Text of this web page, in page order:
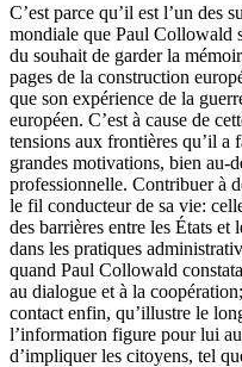
C’est parce qu’il est l’un des
mondiale que Paul Collowald
du souhait de garder la
pages de la construction
que son expérience de la
européen. C’est à cause de
tensions aux frontières qu’il a
grandes motivations, bien au-
professionnelle. Contribuer à
le fil conducteur de sa vie:
des barrières entre les États et
dans les pratiques
quand Paul Collowald
au dialogue et à la
contact enfin, qu’illustre le
l’information figure pour lui
d’impliquer les citoyens, tel